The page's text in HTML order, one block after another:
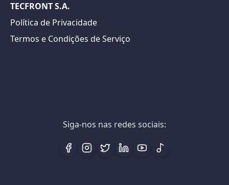
TECFRONT S.A.
Política de Privacidade
Termos e Condições de Serviço
Siga-nos nas redes sociais: